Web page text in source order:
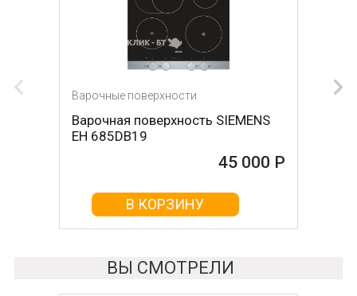
Варочные поверхности
Варочная поверхность SIEMENS
EH 685DB19
45 000 Р
В КОРЗИНУ
ВЫ СМОТРЕЛИ